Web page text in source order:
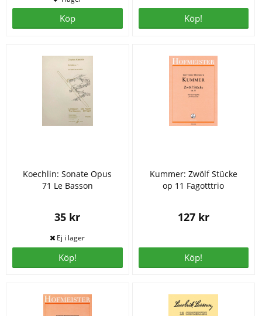
Köp Köp!
Koechlin: Sonate Opus
71 Le Basson
35 kr
Köp!
Kummer: Zwölf Stücke
op 11 Fagotttrio
127 kr
Köp!